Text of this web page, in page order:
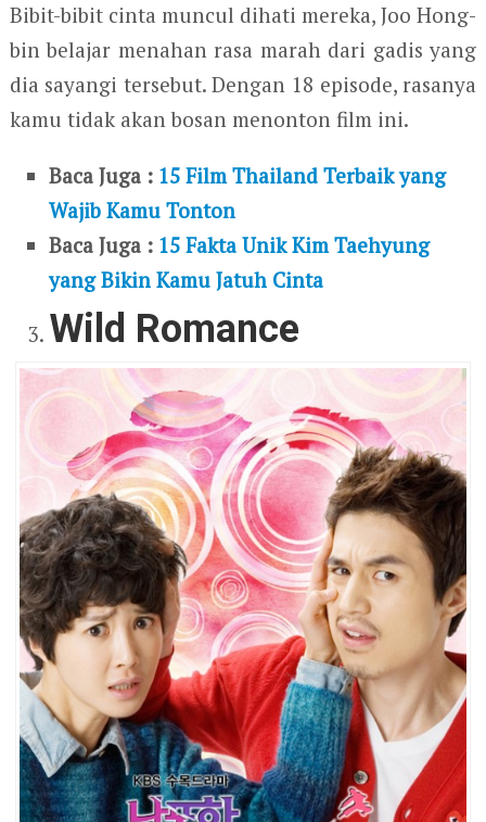
Bibit-bibit cinta muncul dihati mereka, Joo Hong-
bin belajar menahan rasa marah dari gadis yang
dia sayangi tersebut. Dengan 18 episode, rasanya
kamu tidak akan bosan menonton film ini.
Baca Juga : 15 Film Thailand Terbaik yang
Wajib Kamu Tonton
Baca Juga : 15 Fakta Unik Kim Taehyung
yang Bikin Kamu Jatuh Cinta
Wild Romance